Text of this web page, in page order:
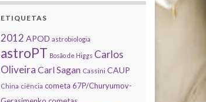
ETIQUETAS
2012 APOD astrobiologia
astroPT Bosão de Higgs Carlos
Oliveira Carl Sagan Cassini CAUP
China ciência cometa 67P/Churyumov-